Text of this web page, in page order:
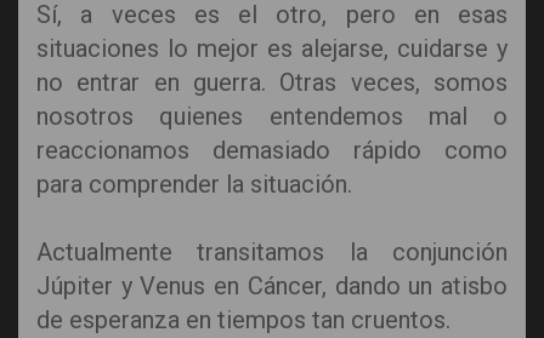
Sí, a veces es el otro, pero en esas
situaciones lo mejor es alejarse, cuidarse y
no entrar en guerra. Otras veces, somos
nosotros quienes entendemos mal o
reaccionamos demasiado rápido como
para comprender la situación.
Actualmente transitamos la conjunción
Júpiter y Venus en Cáncer, dando un atisbo
de esperanza en tiempos tan cruentos.